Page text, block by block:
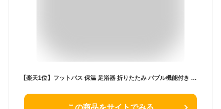
【楽天1位】フットバス 保温 足浴器 折りたたみ バブル機能付き フットケア リラックス フットバスボウル 足湯 足湯バケツ 足つぼマット 家庭用 フットバス器 足浴 足湯グッズ 電気 足湯 バケツ 深 バブルフットバス 足つぼマット 1年保証 ■[送料無料][あす楽]